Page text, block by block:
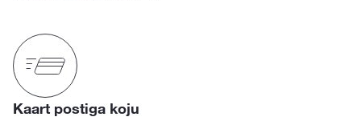
Kaart postiga koju